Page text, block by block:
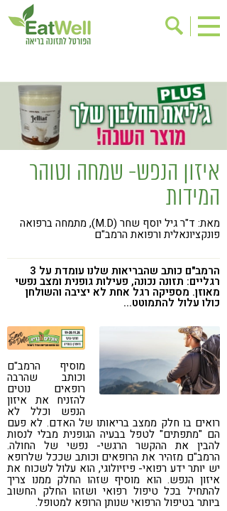
בישול בריא
אינדקס עסקים
ריפוי ומניעת מחלות
בריאות האישה
תוספי תזונה
מתכוני בריאות
אירועים
שינוי תזונתי
גישות בתזונה
ניקוי רעלים
מזונות על
ילדים
תזונה וספורט
הפרעות קשב & ריכוז
אכילה רגשית
רגישות לגלוטן
קורונה
טבעונות
איזון הנפש- שמחה וטוהר
המידות
מאת: ד"ר גיל יוסף שחר (M.D), מתמחה ברפואה
פונקציונאלית ורפואת הרמב"ם
הרמב"ם כותב שהבריאות שלנו עומדת על 3
רגליים: תזונה נכונה, פעילות גופנית ומצב נפשי
מאוזן. מספיקה רגל אחת לא יציבה והשולחן
כולו עלול להתמוטט...
מוסיף הרמב"ם
וכותב שהרבה
רופאים נוטים
להזניח את איזון
הנפש וכלל לא
רואים בו חלק ממצב בריאותו של האדם. לא פעם
הם "מתפתים" לטפל בבעיה הגופנית מבלי לנסות
להבין את ההקשר הרגשי- נפשי של החולה.
הרמב"ם מזהיר את הרופאים וכותב שככל שלרופא
יש יותר ידע רפואי- פיזיולוגי, הוא עלול לשכוח את
איזון הנפש. הוא מוסיף שזהו החלק ממנו צריך
להתחיל בכל טיפול רפואי ושזהו החלק החשוב
ביותר בטיפול הרפואי שנותן הרופא למטופל.